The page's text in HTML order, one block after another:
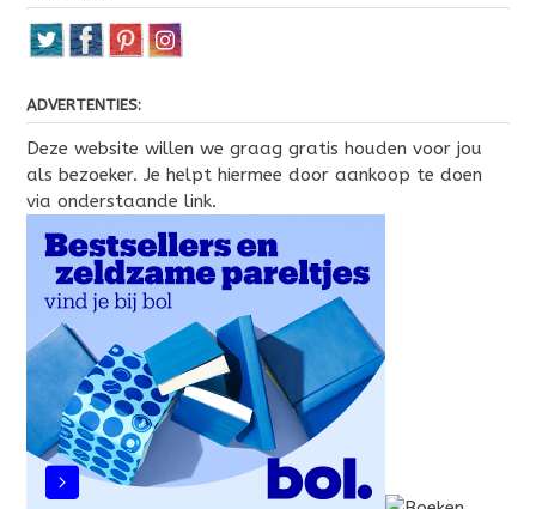
ADVERTENTIES:
Deze website willen we graag gratis houden voor jou
als bezoeker. Je helpt hiermee door aankoop te doen
via onderstaande link.